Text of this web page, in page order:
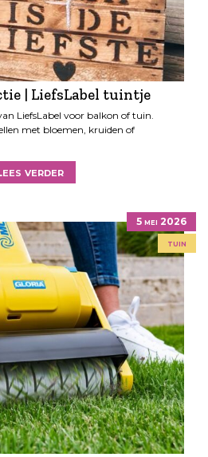
| LiefsLabel tuintje
LiefsLabel voor balkon of tuin.
met bloemen, kruiden of
verder
5 mei 2026
tuin